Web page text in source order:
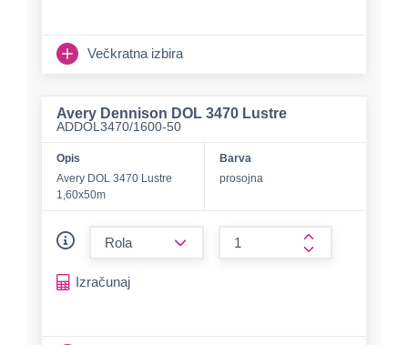
Večkratna izbira
Avery Dennison DOL 3470 Lustre
ADDOL3470/1600-50
Opis
Avery DOL 3470 Lustre
1,60x50m
Barva
prosojna
form.increase-
Izračunaj